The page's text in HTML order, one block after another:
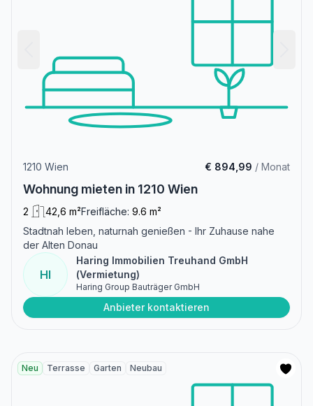
1210 Wien € 894,99 / Monat
Wohnung mieten in 1210 Wien
2 42,6 m²Freifläche: 9.6 m²
Stadtnah leben, naturnah genießen - Ihr Zuhause nahe
der Alten Donau
HI
Haring Immobilien Treuhand GmbH
(Vermietung)
Haring Group Bauträger GmbH
Anbieter kontaktieren
Neu Terrasse Garten Neubau